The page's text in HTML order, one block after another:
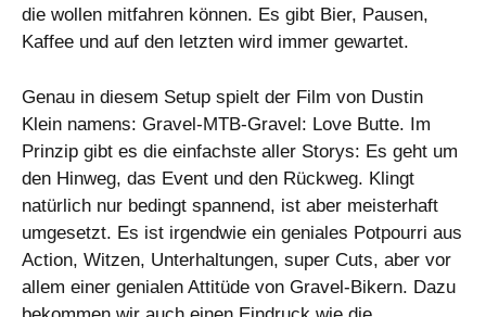
die wollen mitfahren können. Es gibt Bier, Pausen,
Kaffee und auf den letzten wird immer gewartet.
Genau in diesem Setup spielt der Film von Dustin
Klein namens: Gravel-MTB-Gravel: Love Butte. Im
Prinzip gibt es die einfachste aller Storys: Es geht um
den Hinweg, das Event und den Rückweg. Klingt
natürlich nur bedingt spannend, ist aber meisterhaft
umgesetzt. Es ist irgendwie ein geniales Potpourri aus
Action, Witzen, Unterhaltungen, super Cuts, aber vor
allem einer genialen Attitüde von Gravel-Bikern. Dazu